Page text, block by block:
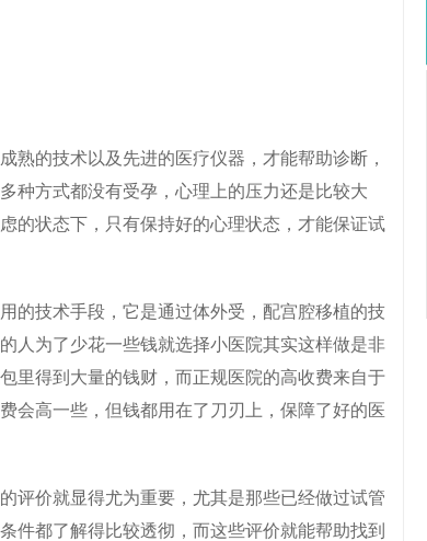
的技术以及先进的医疗仪器，才能帮助诊断，
种方式都没有受孕，心理上的压力还是比较大
的状态下，只有保持好的心理状态，才能保证试
技术手段，它是通过体外受，配宫腔移植的技
人为了少花一些钱就选择小医院其实这样做是非
里得到大量的钱财，而正规医院的高收费来自于
会高一些，但钱都用在了刀刃上，保障了好的医
价就显得尤为重要，尤其是那些已经做过试管
件都了解得比较透彻，而这些评价就能帮助找到